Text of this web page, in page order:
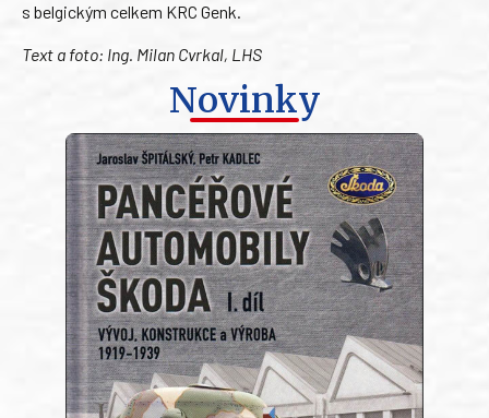
s belgickým celkem KRC Genk.
Text a foto: Ing. Milan Cvrkal, LHS
Novinky